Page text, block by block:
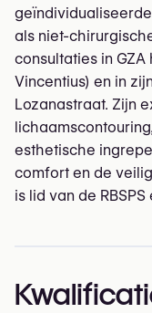
als niet-
consultaties in
Vincentius) en in
Lozanastraat. Zijn
esthetische
comfort en de
is lid van de RBSPS